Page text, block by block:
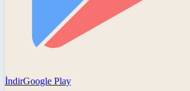
İndirGoogle Play